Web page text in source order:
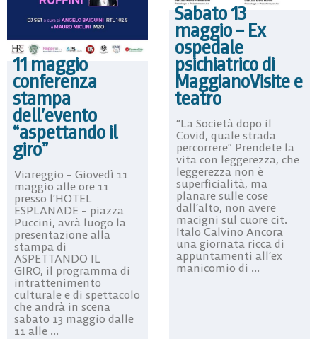
11 maggio
conferenza
stampa
dell’evento
“aspettando il
giro”
Viareggio – Giovedì 11
maggio alle ore 11
presso l’HOTEL
ESPLANADE – piazza
Puccini, avrà luogo la
presentazione alla
stampa di
ASPETTANDO IL
GIRO, il programma di
intrattenimento
culturale e di spettacolo
che andrà in scena
sabato 13 maggio dalle
11 alle ...
Sabato 13
maggio – Ex
ospedale
psichiatrico di
MaggianoVisite e
teatro
“La Società dopo il
Covid, quale strada
percorrere” Prendete la
vita con leggerezza, che
leggerezza non è
superficialità, ma
planare sulle cose
dall’alto, non avere
macigni sul cuore cit.
Italo Calvino Ancora
una giornata ricca di
appuntamenti all’ex
manicomio di ...